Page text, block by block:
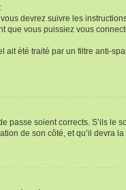
devrez suivre les
vous puissiez vous
été traité par un filtre anti-
soient corrects. S’ils le
de son côté, et qu’il devra la